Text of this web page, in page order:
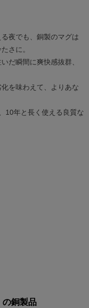
夜でも、銅製のマグは
さに。
だ瞬間に爽快感抜群、
を味わえて、よりあな
10年と長く使える良質な
の銅製品